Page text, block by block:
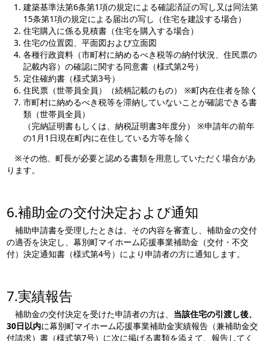
建築基準法第6条第1項の規定による確認済証の写し又は同法第
15条第1項の規定による届出の写し（住宅を建設する場合）
住宅購入に係る見積書（住宅を購入する場合）
住宅の位置図、平面図および立面図
各種行政資料（市町村に納めるべき税等の納付状況、住民票の
記載内容）の確認に関する同意書（様式第2号）
定住確約書（様式第3号）
住民票（世帯員全員）（続柄記載のもの） ※町内在住者を除く
市町村に納めるべき税等を滞納していないことが確認できる書
類（世帯員全員）
（完納証明書もしくは、納税証明書3年度分） ※申請年の前年
の1月1日現在町内に在住している方等を除く
※その他、町長が必要と認める書類を用意していただく場合があ
ります。
6.補助金の交付決定および通知
補助申請書を受理したときは、その内容を審査し、補助金の交付
の適否を決定し、幕別町マイホーム応援事業補助金（交付・不交
付）決定通知書（様式第4号）により申請者の方に通知します。
7.実績報告
補助金の交付決定を受けた申請者の方は、 当該住宅の引渡し後、
30日以内に幕別町マイホーム応援事業補助金実績報告（兼補助金交
付請求）書（様式第7号）に次に掲げる書類を添えて、報告してく